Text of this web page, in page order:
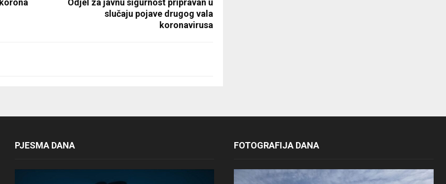
Odjel za javnu sigurnost pripravan u
slučaju pojave drugog vala
koronavirusa
PJESMA DANA FOTOGRAFIJA DANA